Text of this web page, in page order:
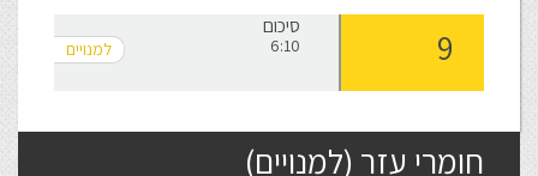
סיכום
6:10
חומרי עזר (למנויים)